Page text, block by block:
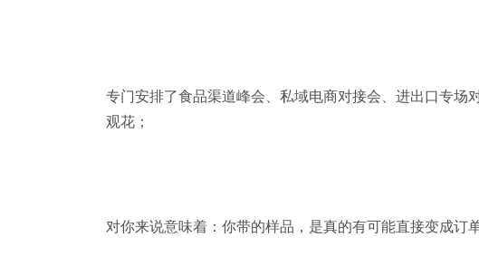
专门安排了食品渠道峰会、私域电商对接会、进出口专
观花；
对你来说意味着：你带的样品，是真的有可能直接变成订单